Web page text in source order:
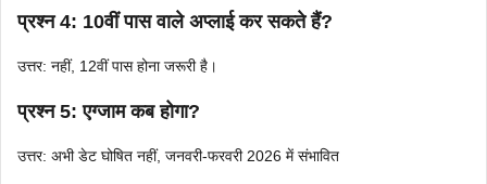
प्रश्न 4: 10वीं पास वाले अप्लाई कर सकते हैं?
उत्तर: नहीं, 12वीं पास होना जरूरी है।
प्रश्न 5: एग्जाम कब होगा?
उत्तर: अभी डेट घोषित नहीं, जनवरी-फरवरी 2026 में संभावित